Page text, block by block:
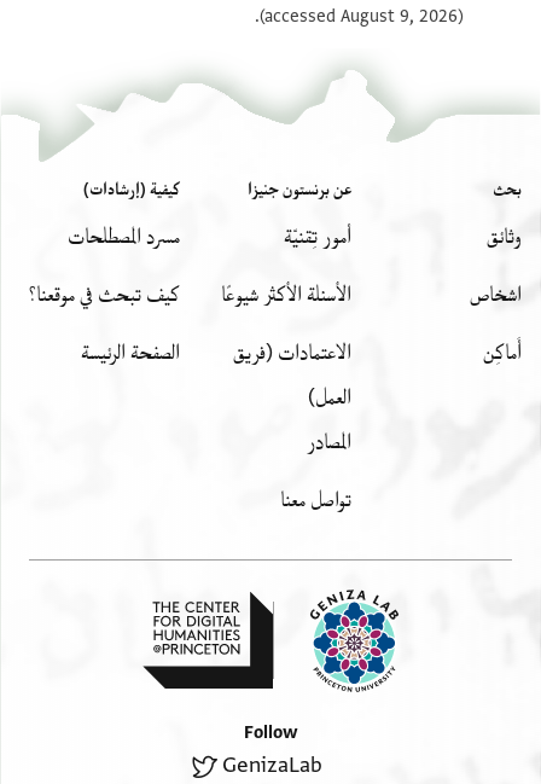
(accessed August 9, 2026).
بحث
وثائق
اشخاص
أَماكِن
عن برنستون جنيزا
أمور تِقنيّة
الأسئلة الأكثر شيوعًا
الاعتمادات (فريق
العمل)
المصادر
تواصل معنا
كيفية (إرشادات)
مسرد المصطلحات
كيف تبحث في موقعنا؟
الصفحة الرئيسة
Follow
GenizaLab